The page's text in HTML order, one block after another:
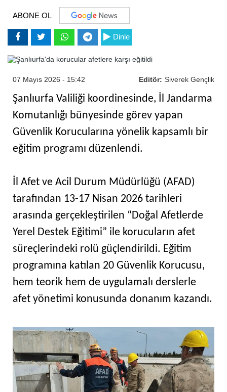
ABONE OL
Dinle
Editör: Siverek Gençlik
07 Mayıs 2026 - 15:42
Şanlıurfa Valiliği koordinesinde, İl Jandarma
Komutanlığı bünyesinde görev yapan
Güvenlik Korucularına yönelik kapsamlı bir
eğitim programı düzenlendi.
İl Afet ve Acil Durum Müdürlüğü (AFAD)
tarafından 13-17 Nisan 2026 tarihleri
arasında gerçekleştirilen “Doğal Afetlerde
Yerel Destek Eğitimi” ile korucuların afet
süreçlerindeki rolü güçlendirildi. Eğitim
programına katılan 20 Güvenlik Korucusu,
hem teorik hem de uygulamalı derslerle
afet yönetimi konusunda donanım kazandı.